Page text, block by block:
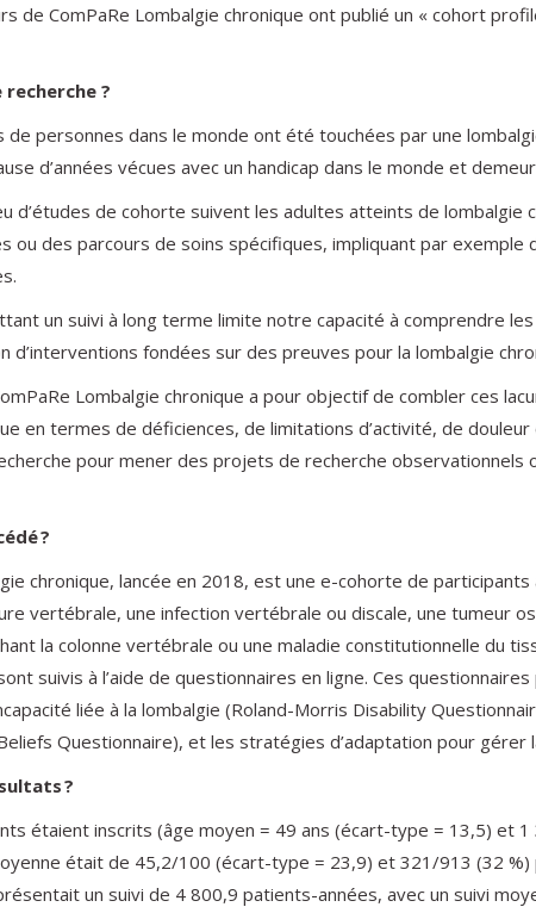
de ComPaRe Lombalgie chronique ont publié un « cohort
?
de personnes dans le monde ont été touchées par une
d’années vécues avec un handicap dans le monde et
d’études de cohorte suivent les adultes atteints de
ou des parcours de soins spécifiques, impliquant par
un suivi à long terme limite notre capacité à comprendre
d’interventions fondées sur des preuves pour la lombalgie
Lombalgie chronique a pour objectif de combler ces
en termes de déficiences, de limitations d’activité, de
pour mener des projets de recherche
?
chronique, lancée en 2018, est une e-cohorte de
vertébrale, une infection vertébrale ou discale, une tumeur
la colonne vertébrale ou une maladie constitutionnelle du
suivis à l’aide de questionnaires en ligne. Ces
liée à la lombalgie (Roland-Morris Disability
Questionnaire), et les stratégies d’adaptation pour gérer
?
étaient inscrits (âge moyen = 49 ans (écart-type = 13,5) et
était de 45,2/100 (écart-type = 23,9) et 321/913 (32
un suivi de 4 800,9 patients-années, avec un suivi